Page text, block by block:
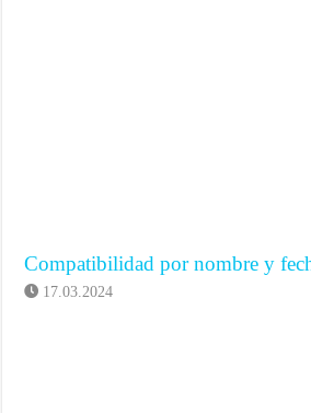
Compatibilidad por nombre y
17.03.2024